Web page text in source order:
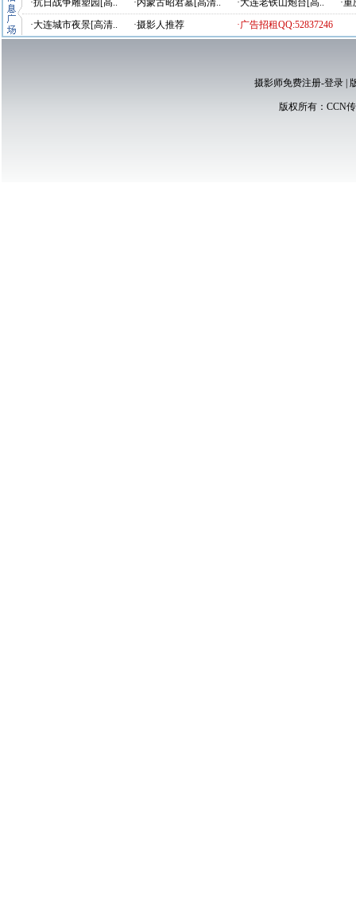
·抗日战争雕塑园[高.. ·内蒙古昭君墓[高清.. ·大连老铁山炮台[高..
·
·大连城市夜景[高清..
·摄影人推荐 ·广告招租QQ:52837246
摄影师免费注册-登录|
版权所有： CCN